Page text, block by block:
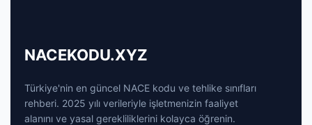
NACEKODU.XYZ
Türkiye'nin en güncel NACE kodu ve tehlike sınıfları
rehberi. 2025 yılı verileriyle işletmenizin faaliyet
alanını ve yasal gerekliliklerini kolayca öğrenin.